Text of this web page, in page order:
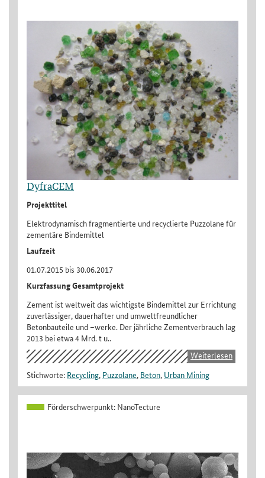
DyfraCEM
Projekttitel
Elektrodynamisch fragmentierte und recyclierte Puzzolane für
zementäre Bindemittel
Laufzeit
01.07.2015 bis 30.06.2017
Kurzfassung Gesamtprojekt
Zement ist weltweit das wichtigste Bindemittel zur Errichtung
zuverlässiger, dauerhafter und umweltfreundlicher
Betonbauteile und –werke. Der jährliche Zementverbrauch lag
2013 bei etwa 4 Mrd. t u..
Weiterlesen
Stichworte: Recycling, Puzzolane, Beton, Urban Mining
Förderschwerpunkt: NanoTecture